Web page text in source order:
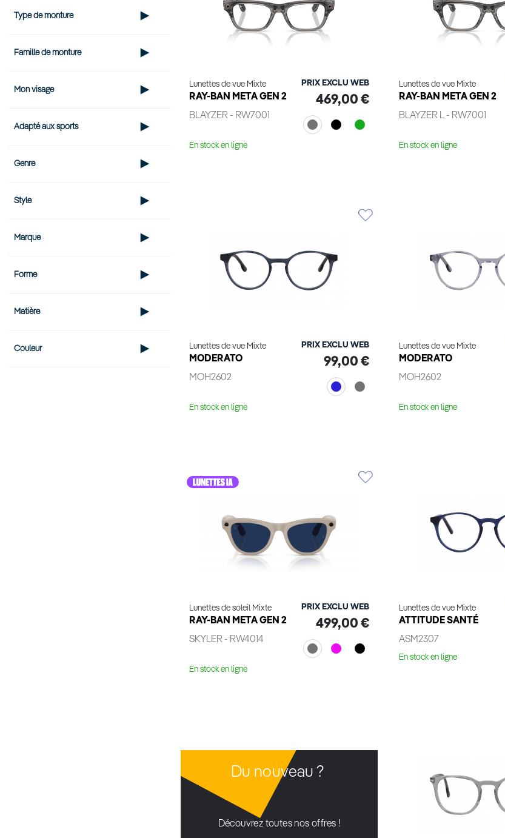
Lunettes de vue Mixte
RAY-BAN META GEN 2
BLAYZER - RW7001
PRIX EXCLU WEB
469,00 €
En stock en ligne
Lunettes de vue Mixte
RAY-BAN META GEN 2
BLAYZER L - RW7001
En stock en ligne
Lunettes de vue Mixte
MODERATO
MOH2602
PRIX EXCLU WEB
99,00 €
En stock en ligne
Lunettes de vue Mixte
MODERATO
MOH2602
En stock en ligne
Lunettes de soleil Mixte
RAY-BAN META GEN 2
SKYLER - RW4014
PRIX EXCLU WEB
499,00 €
En stock en ligne
Lunettes de vue Mixte
ATTITUDE SANTÉ
ASM2307
En stock en ligne
Du nouveau ?
Découvrez toutes nos offres !
Type de monture
Famille de monture
Mon visage
Adapté aux sports
Genre
Style
Marque
Forme
Matière
Couleur